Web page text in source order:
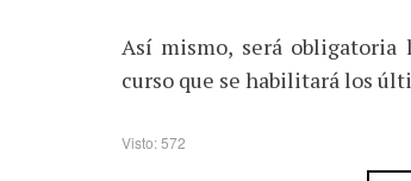
Así mismo, será
curso que se habilitará los
Visto: 572